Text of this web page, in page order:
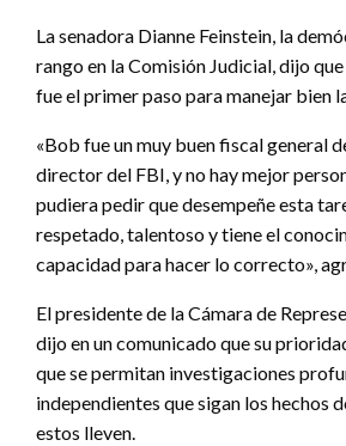
La senadora Dianne Feinstein, la
rango en la Comisión Judicial, dijo
fue el primer paso para manejar bien
«Bob fue un muy buen fiscal general
director del FBI, y no hay mejor
pudiera pedir que desempeñe esta
respetado, talentoso y tiene el
capacidad para hacer lo correcto»,
El presidente de la Cámara de
dijo en un comunicado que su
que se permitan investigaciones
independientes que sigan los hechos
estos lleven.